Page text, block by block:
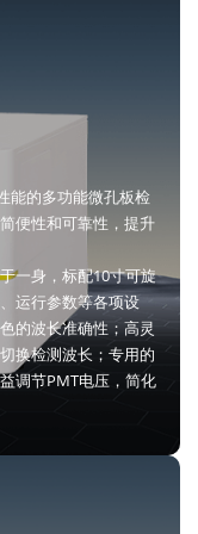
能的多功能微孔板检
便性和可靠性，提升
一身，标配10寸可旋
运行参数等各项设
的波长准确性；高灵
换检测波长；专用的
调节PMT电压，简化